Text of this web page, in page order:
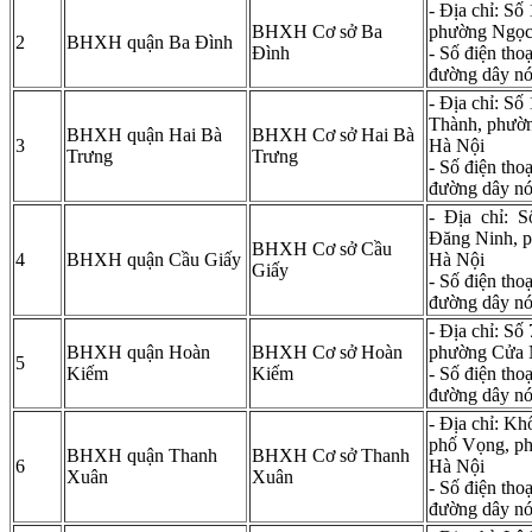
2 BHXH quận Ba Đình
BHXH Cơ sở Ba
Đình
- Địa chỉ: Số
phường
- Số điện
đường dây
3
BHXH quận Hai Bà
Trưng
BHXH Cơ sở Hai Bà
Trưng
- Địa chỉ: Số
Thành,
Hà Nội
- Số điện
đường dây
4 BHXH quận Cầu Giấy
BHXH Cơ sở Cầu
Giấy
- Địa chỉ:
Đăng Ninh,
Hà Nội
- Số điện
đường dây
5
BHXH quận Hoàn
Kiếm
BHXH Cơ sở Hoàn
Kiếm
- Địa chỉ: Số
phường Cửa
- Số điện
đường dây
6
BHXH quận Thanh
Xuân
BHXH Cơ sở Thanh
Xuân
- Địa chỉ:
phố Vọng,
Hà Nội
- Số điện
đường dây